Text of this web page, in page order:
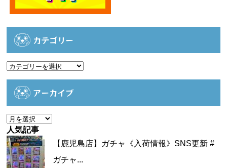
カテゴリー
カ
アーカイブ
ア
ー
カ
イ
ブ
人気記事
【鹿児島店】ガチャ《入荷情報》SNS更新 #
ガチャ...